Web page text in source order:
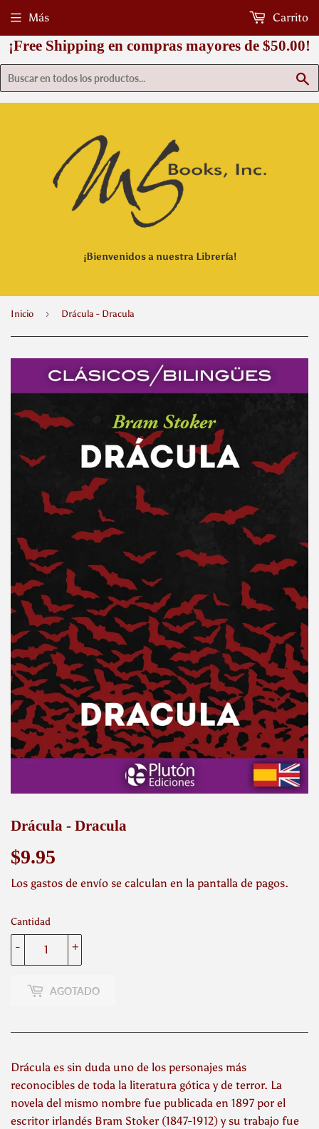
¡Free Shipping en compras mayores de $50.00!
¡Bienvenidos a nuestra Librería!
Más Carrito
Inicio › Drácula - Dracula
Drácula - Dracula
$9.95
Los gastos de envío se calculan en la pantalla de pagos.
Cantidad
+
-
AGOTADO
Drácula es sin duda uno de los personajes más
reconocibles de toda la literatura gótica y de terror. La
novela del mismo nombre fue publicada en 1897 por el
escritor irlandés Bram Stoker (1847-1912) y su trabajo fue